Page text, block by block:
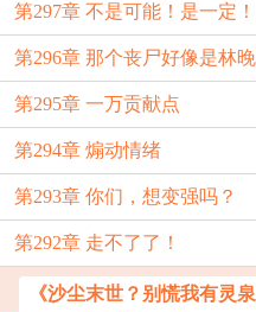
第297章 不是可能！是一定！
第296章 那个丧尸好像是林晚
第295章 一万贡献点
第294章 煽动情绪
第293章 你们，想变强吗？
第292章 走不了了！
《沙尘末世？别慌我有灵